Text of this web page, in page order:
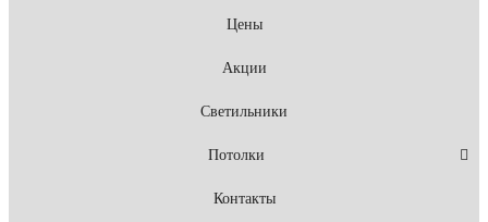
Цены
Акции
Светильники
Потолки
Контакты